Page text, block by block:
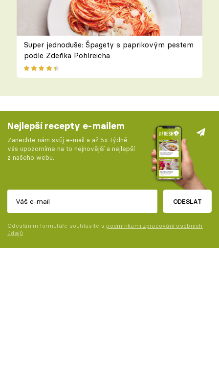
Super jednoduše: Špagety s paprikovým pestem
podle Zdeňka Pohlreicha
Nejlepší recepty e-mailem
Zanechte nám svůj e-mail a až 5x týdně
vás upozorníme na to nejnovější a nejlepší
z našeho webu.
ODESLAT
Odesláním formuláře souhlasíte s podmínkami zpracování osobních
údajů